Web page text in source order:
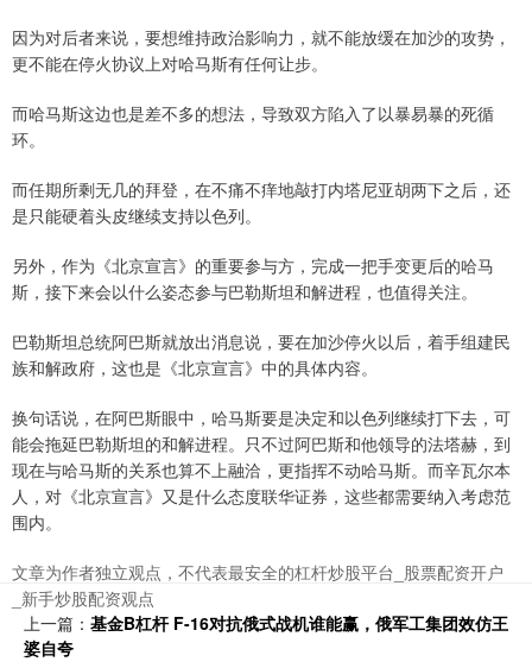
因为对后者来说，要想维持政治影响力，就不能放缓在加沙的攻势，
更不能在停火协议上对哈马斯有任何让步。
而哈马斯这边也是差不多的想法，导致双方陷入了以暴易暴的死循
环。
而任期所剩无几的拜登，在不痛不痒地敲打内塔尼亚胡两下之后，还
是只能硬着头皮继续支持以色列。
另外，作为《北京宣言》的重要参与方，完成一把手变更后的哈马
斯，接下来会以什么姿态参与巴勒斯坦和解进程，也值得关注。
巴勒斯坦总统阿巴斯就放出消息说，要在加沙停火以后，着手组建民
族和解政府，这也是《北京宣言》中的具体内容。
换句话说，在阿巴斯眼中，哈马斯要是决定和以色列继续打下去，可
能会拖延巴勒斯坦的和解进程。只不过阿巴斯和他领导的法塔赫，到
现在与哈马斯的关系也算不上融洽，更指挥不动哈马斯。而辛瓦尔本
人，对《北京宣言》又是什么态度联华证券，这些都需要纳入考虑范
围内。
文章为作者独立观点，不代表最安全的杠杆炒股平台_股票配资开户
_新手炒股配资观点
上一篇： 基金B杠杆 F-16对抗俄式战机谁能赢，俄军工集团效仿王
婆自夸